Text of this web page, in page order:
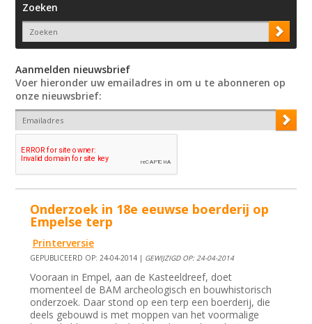
Zoeken
Aanmelden nieuwsbrief
Voer hieronder uw emailadres in om u te abonneren op
onze nieuwsbrief:
Onderzoek in 18e eeuwse boerderij op
Empelse terp
Printerversie
GEPUBLICEERD OP: 24-04-2014 | GEWIJZIGD OP: 24-04-2014
Vooraan in Empel, aan de Kasteeldreef, doet
momenteel de BAM archeologisch en bouwhistorisch
onderzoek. Daar stond op een terp een boerderij, die
deels gebouwd is met moppen van het voormalige